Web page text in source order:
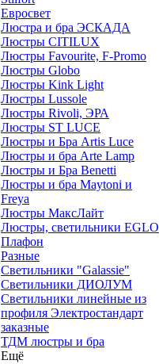
Евросвет
Люстра и бра ЭСКАДА
Люстры CITILUX
Люстры Favourite, F-Promo
Люстры Globo
Люстры Kink Light
Люстры Lussole
Люстры Rivoli, ЭРА
Люстры ST LUCE
Люстры и Бра Artis Luce
Люстры и бра Arte Lamp
Люстры и Бра Benetti
Люстры и бра Maytoni и
Freya
Люстры МаксЛайт
Люстры, светильники EGLO
Плафон
Разные
Светильники "Galassie"
Светильники ДИОЛУМ
Светильники линейные из
профиля Электростандарт
заказные
ТДМ люстры и бра
Ещё